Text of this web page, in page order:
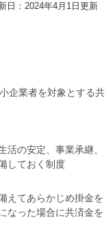
日：2024年4月1日更新
企業者を対象とする共
活の安定、事業承継、
しておく制度
えてあらかじめ掛金を
なった場合に共済金を